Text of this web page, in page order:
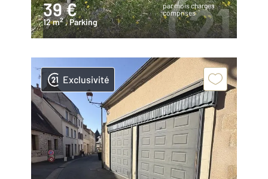
39 €
par mois charges
comprises
12 m2 , Parking
Exclusivité